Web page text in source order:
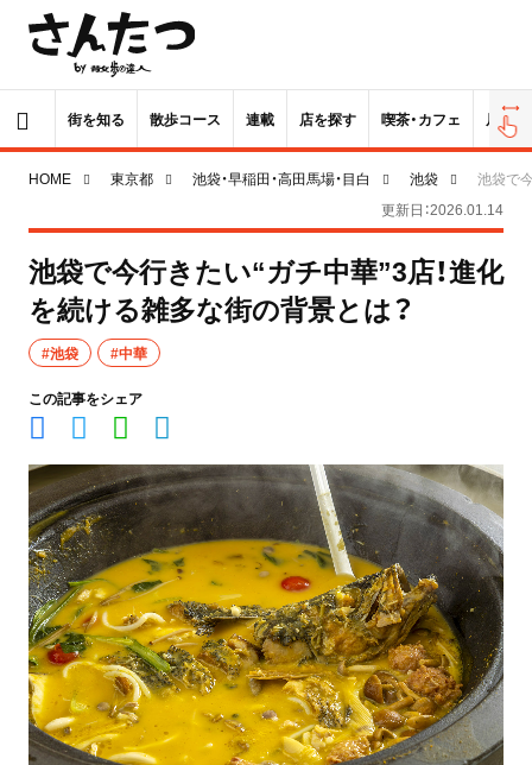
街を知る 散歩コース 連載 店を探す 喫茶・カフェ 居酒屋
HOME 東京都 池袋・早稲田・高田馬場・目白 池袋
池袋で
更新日：2026.01.14
池袋で今行きたい“ガチ中華”3店！進化
を続ける雑多な街の背景とは？
#池袋 #中華
この記事をシェア